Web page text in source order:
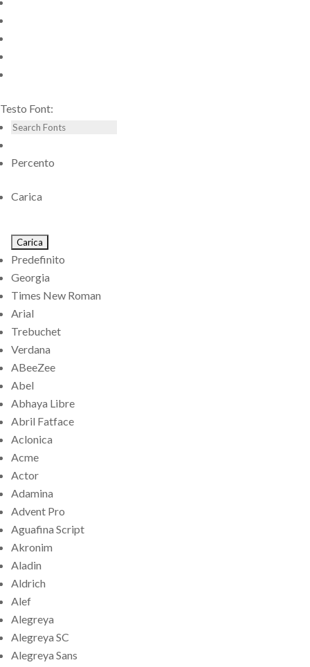
Testo Font:
Percento
Carica
Predefinito
Georgia
Times New Roman
Arial
Trebuchet
Verdana
ABeeZee
Abel
Abhaya Libre
Abril Fatface
Aclonica
Acme
Actor
Adamina
Advent Pro
Aguafina Script
Akronim
Aladin
Aldrich
Alef
Alegreya
Alegreya SC
Alegreya Sans